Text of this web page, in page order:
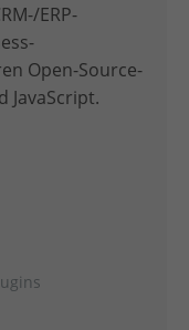
ERP-
Open-Source-
JavaScript.